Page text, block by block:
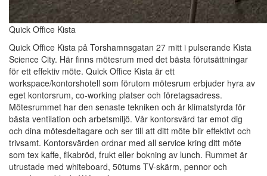
Quick Office Kista
Quick Office Kista på Torshamnsgatan 27 mitt i pulserande Kista
Science City. Här finns mötesrum med det bästa förutsättningar
för ett effektiv möte. Quick Office Kista är ett
workspace/kontorshotell som förutom mötesrum erbjuder hyra av
eget kontorsrum, co-working platser och företagsadress.
Mötesrummet har den senaste tekniken och är klimatstyrda för
bästa ventilation och arbetsmiljö. Vår kontorsvärd tar emot dig
och dina mötesdeltagare och ser till att ditt möte blir effektivt och
trivsamt. Kontorsvärden ordnar med all service kring ditt möte
som tex kaffe, fikabröd, frukt eller bokning av lunch. Rummet är
utrustade med whiteboard, 50tums TV-skärm, pennor och